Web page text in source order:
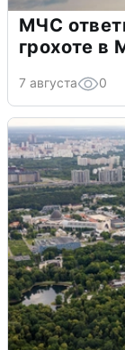
МЧС
грохоте в
7 августа 0